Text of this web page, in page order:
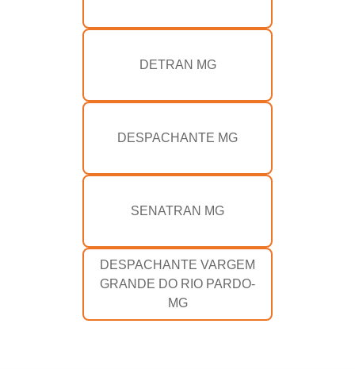
DETRAN MG
DESPACHANTE MG
SENATRAN MG
DESPACHANTE VARGEM
GRANDE DO RIO PARDO-
MG